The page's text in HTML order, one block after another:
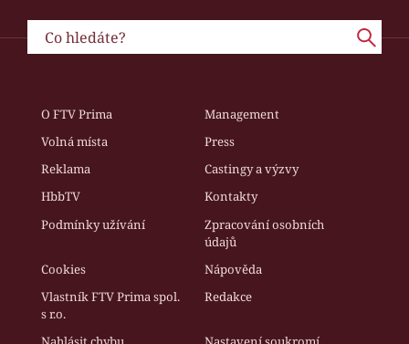
O FTV Prima
Management
Volná místa
Press
Reklama
Castingy a výzvy
HbbTV
Kontakty
Podmínky užívání
Zpracování osobních
údajů
Cookies
Nápověda
Vlastník FTV Prima spol.
s r.o.
Redakce